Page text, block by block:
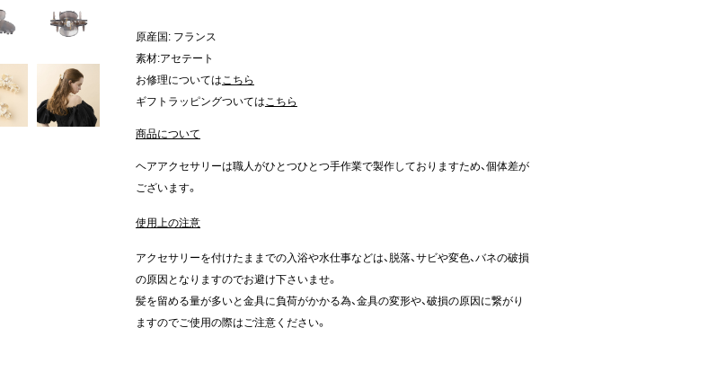
原産国: フランス
素材:アセテート
お修理についてはこちら
ギフトラッピングついてはこちら
商品について
ヘアアクセサリーは職人がひとつひとつ手作業で製作しておりますため、個体差が
ございます。
使用上の注意
アクセサリーを付けたままでの入浴や水仕事などは、脱落、サビや変色、バネの破損
の原因となりますのでお避け下さいませ。
髪を留める量が多いと金具に負荷がかかる為、金具の変形や、破損の原因に繋がり
ますのでご使用の際はご注意ください。